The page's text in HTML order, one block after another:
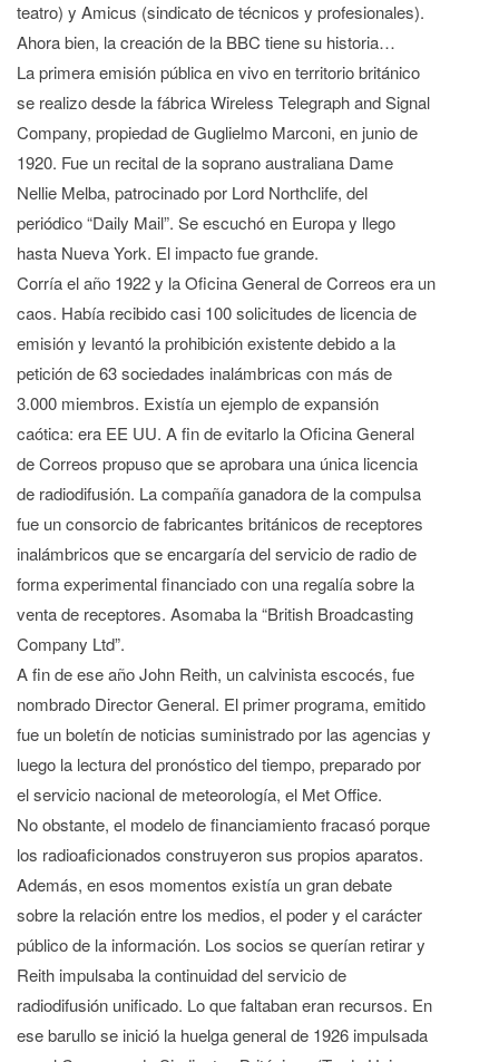
teatro) y Amicus (sindicato de técnicos y profesionales).
Ahora bien, la creación de la BBC tiene su historia…
La primera emisión pública en vivo en territorio británico
se realizo desde la fábrica Wireless Telegraph and Signal
Company, propiedad de Guglielmo Marconi, en junio de
1920. Fue un recital de la soprano australiana Dame
Nellie Melba, patrocinado por Lord Northclife, del
periódico “Daily Mail”. Se escuchó en Europa y llego
hasta Nueva York. El impacto fue grande.
Corría el año 1922 y la Oficina General de Correos era un
caos. Había recibido casi 100 solicitudes de licencia de
emisión y levantó la prohibición existente debido a la
petición de 63 sociedades inalámbricas con más de
3.000 miembros. Existía un ejemplo de expansión
caótica: era EE UU. A fin de evitarlo la Oficina General
de Correos propuso que se aprobara una única licencia
de radiodifusión. La compañía ganadora de la compulsa
fue un consorcio de fabricantes británicos de receptores
inalámbricos que se encargaría del servicio de radio de
forma experimental financiado con una regalía sobre la
venta de receptores. Asomaba la “British Broadcasting
Company Ltd”.
A fin de ese año John Reith, un calvinista escocés, fue
nombrado Director General. El primer programa, emitido
fue un boletín de noticias suministrado por las agencias y
luego la lectura del pronóstico del tiempo, preparado por
el servicio nacional de meteorología, el Met Office.
No obstante, el modelo de financiamiento fracasó porque
los radioaficionados construyeron sus propios aparatos.
Además, en esos momentos existía un gran debate
sobre la relación entre los medios, el poder y el carácter
público de la información. Los socios se querían retirar y
Reith impulsaba la continuidad del servicio de
radiodifusión unificado. Lo que faltaban eran recursos. En
ese barullo se inició la huelga general de 1926 impulsada